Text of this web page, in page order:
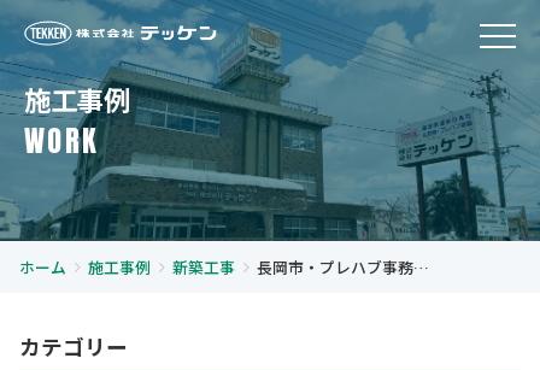
施工事例
WORK
ホーム 施工事例 新築工事
長岡市・プレハブ事務所
カテゴリー